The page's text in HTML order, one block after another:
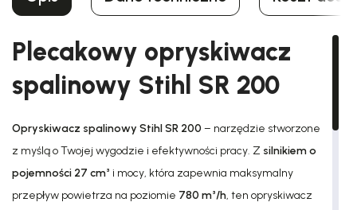
Plecakowy opryskiwacz
spalinowy Stihl SR 200
Opryskiwacz spalinowy Stihl SR 200 – narzędzie stworzone
z myślą o Twojej wygodzie i efektywności pracy. Z silnikiem o
pojemności 27 cm³ i mocy, która zapewnia maksymalny
przepływ powietrza na poziomie 780 m³/h, ten opryskiwacz